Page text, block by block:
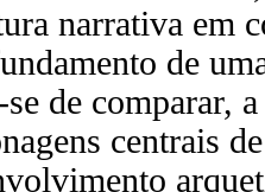
narrativa em
de
se de comparar,
centrais